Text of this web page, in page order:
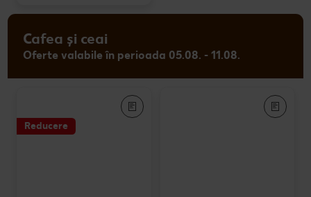
Cafea și ceai
Oferte valabile în perioada 05.08. - 11.08.
Reducere